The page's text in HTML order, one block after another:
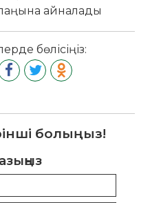
айналады
бөлісіңіз:
болыңыз!